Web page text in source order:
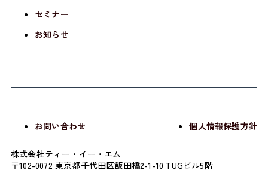
セミナー
お知らせ
株式会社ティー・イー・エム
〒102-0072 東京都千代田区飯田橋2-1-10 TUGビル5階
お問い合わせ 個人情報保護方針